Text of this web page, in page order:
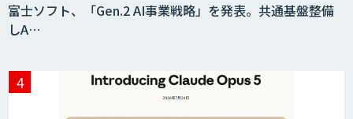
富士ソフト、「Gen.2 AI事業戦略」を発表。共通基盤整備
しA…